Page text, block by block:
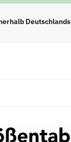
Deutschlands